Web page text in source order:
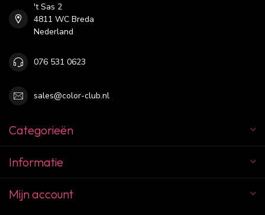
't Sas 2
4811 WC Breda
Nederland
076 531 0623
sales@color-club.nl
Categorieën
Informatie
Mijn account